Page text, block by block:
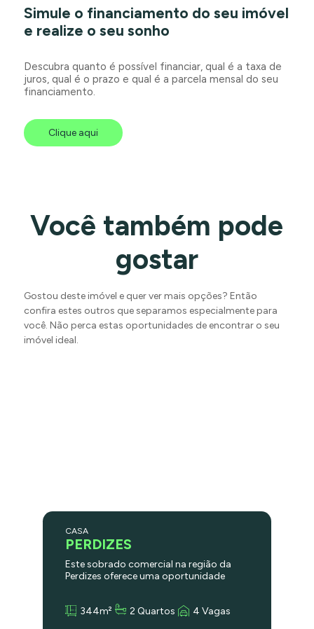
Simule o financiamento do seu imóvel
e realize o seu sonho
Descubra quanto é possível financiar, qual é a taxa de
juros, qual é o prazo e qual é a parcela mensal do seu
financiamento.
Clique aqui
Você também pode
gostar
Gostou deste imóvel e quer ver mais opções? Então
confira estes outros que separamos especialmente para
você. Não perca estas oportunidades de encontrar o seu
imóvel ideal.
CASA
PERDIZES
Este sobrado comercial na região da
Perdizes oferece uma oportunidade
Com ampla metragem, ambientes bem
344m² 2 Quartos 4 Vagas